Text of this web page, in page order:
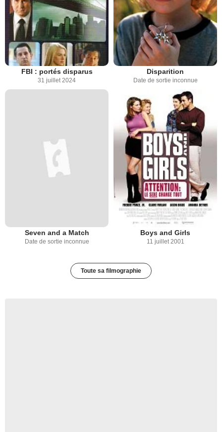
FBI : portés disparus
31 juillet 2024
Disparition
Date de sortie inconnue
Seven and a Match
Date de sortie inconnue
Boys and Girls
11 juillet 2001
Toute sa filmographie